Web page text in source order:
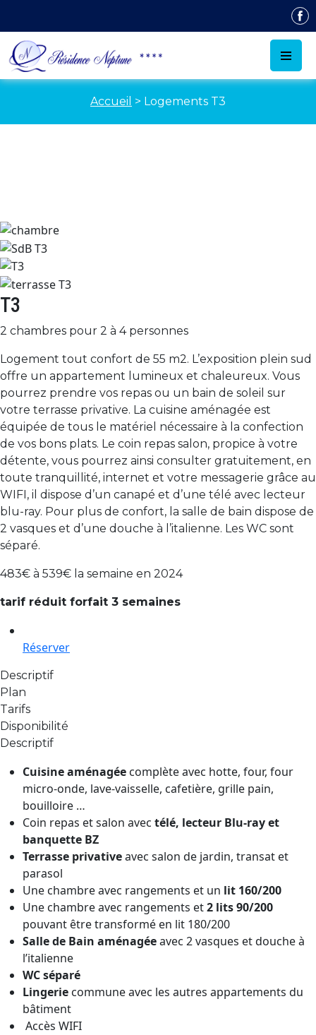
Accueil > Logements T3
T3
2 chambres pour 2 à 4 personnes
Logement tout confort de 55 m2. L’exposition plein sud
offre un appartement lumineux et chaleureux. Vous
pourrez prendre vos repas ou un bain de soleil sur
votre terrasse privative. La cuisine aménagée est
équipée de tous le matériel nécessaire à la confection
de vos bons plats. Le coin repas salon, propice à votre
détente, vous pourrez ainsi consulter gratuitement, en
toute tranquillité, internet et votre messagerie grâce au
WIFI, il dispose d’un canapé et d’une télé avec lecteur
blu-ray. Pour plus de confort, la salle de bain dispose de
2 vasques et d’une douche à l’italienne. Les WC sont
séparé.
483€ à 539€ la semaine en 2024
tarif réduit forfait 3 semaines
Réserver
Descriptif
Plan
Tarifs
Disponibilité
Descriptif
Cuisine aménagée complète avec hotte, four, four
micro-onde, lave-vaisselle, cafetière, grille pain,
bouilloire …
Coin repas et salon avec télé, lecteur Blu-ray et
banquette BZ
Terrasse privativeavec salon de jardin, transat et
parasol
Une chambre avec rangements et un lit 160/200
Une chambre avec rangements et2 lits 90/200
pouvant être transformé en lit 180/200
Salle de Bain aménagéeavec 2 vasques et douche à
l’italienne
WC séparé
Lingerie commune avec les autres appartements du
bâtiment
Accès WIFI